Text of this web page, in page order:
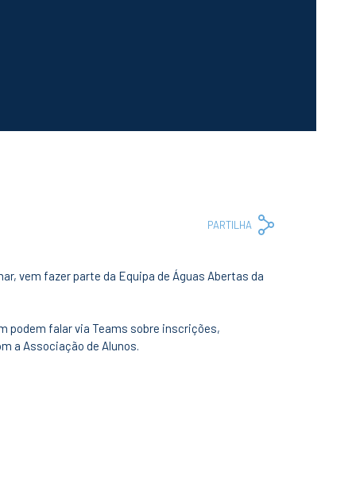
PARTILHA
Copy
vem fazer parte da Equipa de Águas Abertas da
podem falar via Teams sobre inscrições,
a Associação de Alunos.